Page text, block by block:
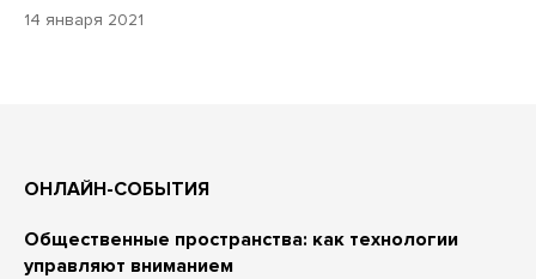
14 января 2021
ОНЛАЙН-СОБЫТИЯ
Общественные пространства: как технологии
управляют вниманием